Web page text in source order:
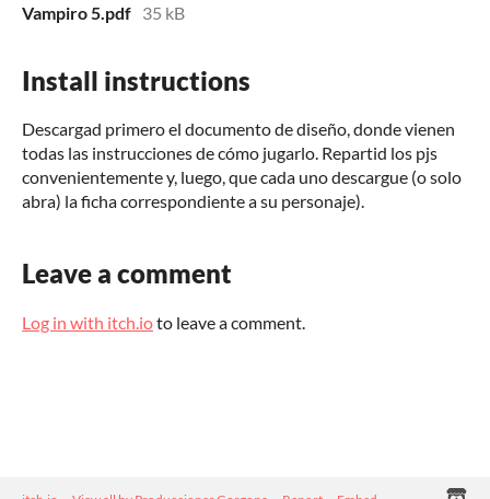
Vampiro 5.pdf 35 kB
Install instructions
Descargad primero el documento de diseño, donde vienen
todas las instrucciones de cómo jugarlo. Repartid los pjs
convenientemente y, luego, que cada uno descargue (o solo
abra) la ficha correspondiente a su personaje).
Leave a comment
Log in with itch.ioto leave a comment.